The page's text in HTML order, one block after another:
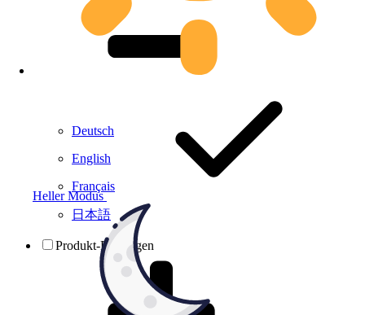
Heller Modus
Deutsch
English
Français
日本語
Produkt-Prüfungen